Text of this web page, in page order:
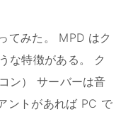
てみた。 MPD はク
な特徴がある。 ク
ン） サーバーは音
ントがあれば PC で